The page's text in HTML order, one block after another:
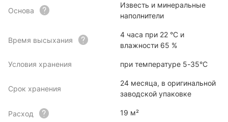
Основа
Известь и минеральные
наполнители
Время высыхания
4 часа при 22 °C и
влажности 65 %
Условия хранения при температуре 5-35°С
Срок хранения
24 месяца, в оригинальной
заводской упаковке
Расход 19 м²